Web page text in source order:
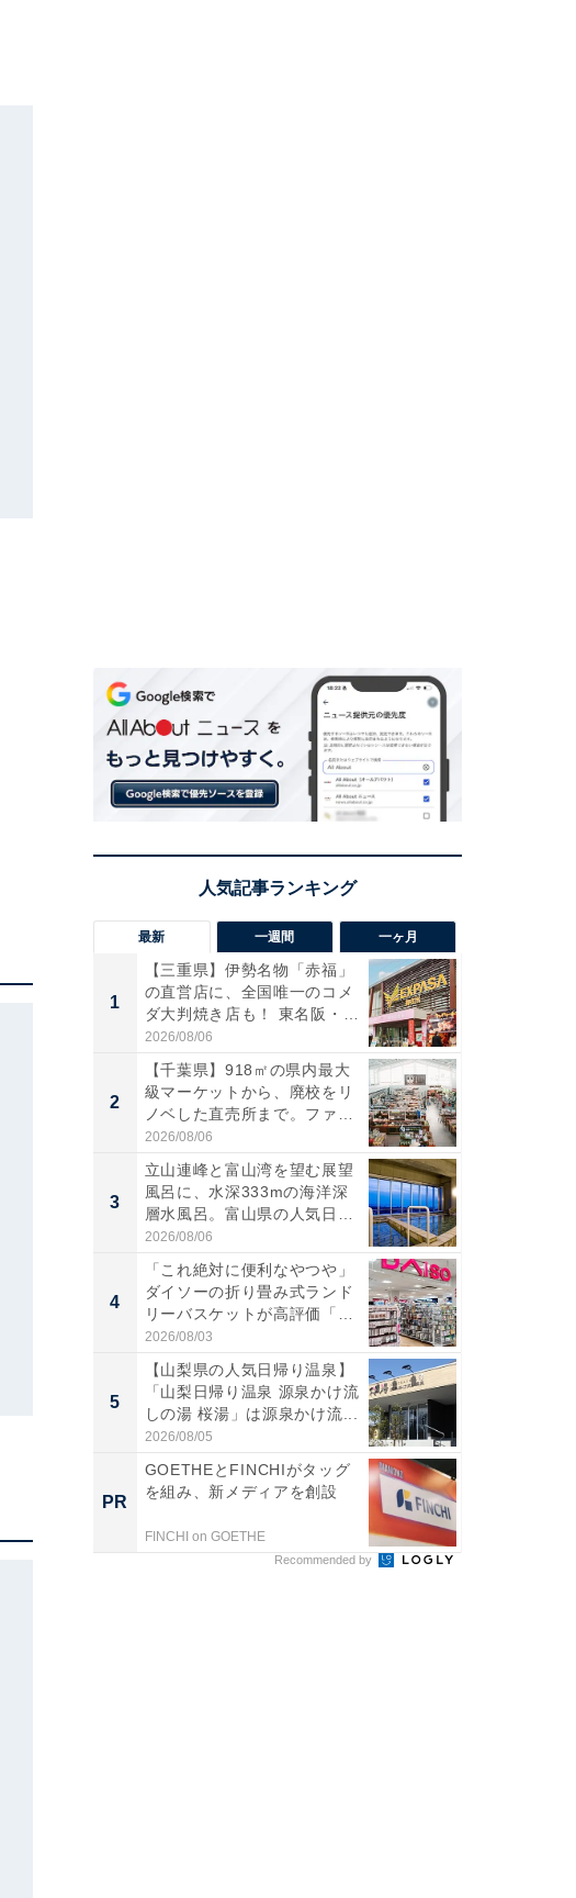
最新 一週間 一ヶ月
1
【三重県】伊勢名物「赤福」
の直営店に、全国唯一のコメ
ダ大判焼き店も！ 東名阪・
伊...
2026/08/06
2
【千葉県】918㎡の県内最大
級マーケットから、廃校をリ
ノベした直売所まで。ファ
ー...
2026/08/06
3
立山連峰と富山湾を望む展望
風呂に、水深333mの海洋深
層水風呂。富山県の人気日
帰...
2026/08/06
4
「これ絶対に便利なやつや」
ダイソーの折り畳み式ランド
リーバスケットが高評価「使
わ...
2026/08/03
5
【山梨県の人気日帰り温泉】
「山梨日帰り温泉 源泉かけ流
しの湯 桜湯」は源泉かけ流...
2026/08/05
PR
GOETHEとFINCHIがタッグ
を組み、新メディアを創設
FINCHI on GOETHE
Recommended by